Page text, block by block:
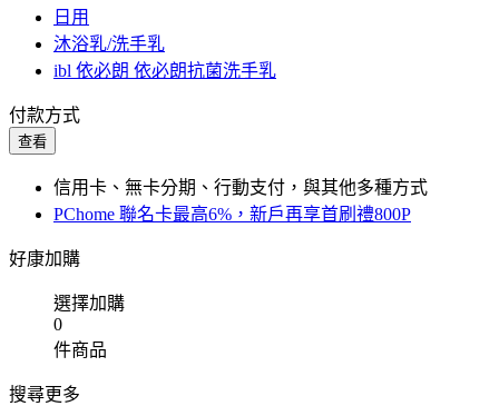
日用
沐浴乳/洗手乳
ibl 依必朗 依必朗抗菌洗手乳
付款方式
查看
信用卡、無卡分期、行動支付，與其他多種方式
PChome 聯名卡最高6%，新戶再享首刷禮800P
好康加購
選擇加購
0
件商品
搜尋更多